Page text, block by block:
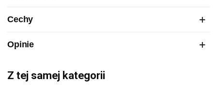
Cechy
Opinie
Z tej samej kategorii